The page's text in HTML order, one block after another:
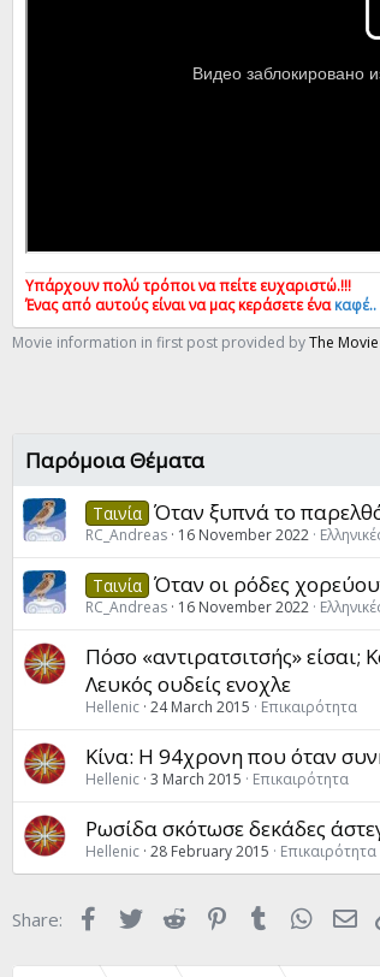
Υπάρχουν πολύ τρόποι να πείτε ευχαριστώ.!!!
Ένας από αυτούς είναι να μας κεράσετε ένακαφέ..
Movie information in first post provided byThe
Παρόμοια Θέματα
Ταινία Όταν ξυπνά το
RC_Andreas 16 November 2022
Ταινία Όταν οι ρόδες
RC_Andreas 16 November 2022
Πόσο «αντιρατσιτσής»
Λευκός ουδείς ενοχλε
Hellenic 24 March 2015 Επικαιρότητα
Κίνα: Η 94χρονη που όταν
Hellenic 3 March 2015 Επικαιρότητα
Ρωσίδα σκότωσε δεκάδες
Hellenic 28 February 2015 Επικαιρότητα
Share: FacebookTwitterReddit Pinterest
Tumblr